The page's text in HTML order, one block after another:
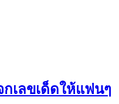
เลขเด็ดให้แฟนๆ